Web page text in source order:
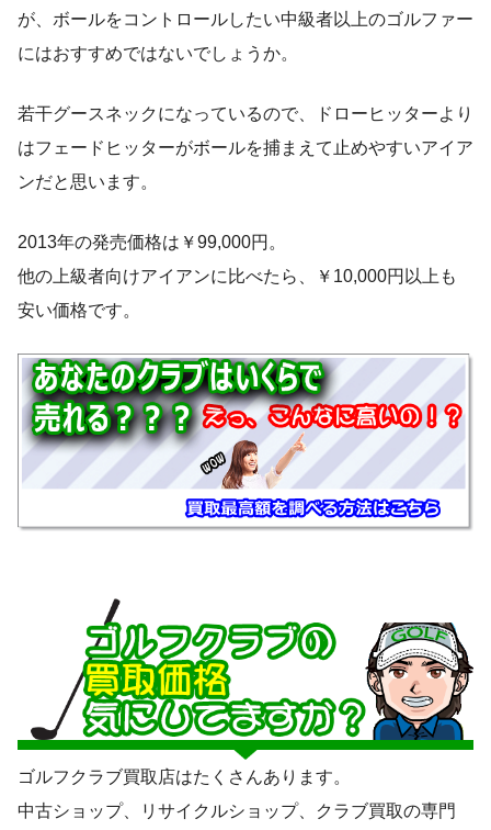
が、ボールをコントロールしたい中級者以上のゴルファー
にはおすすめではないでしょうか。
若干グースネックになっているので、ドローヒッターより
はフェードヒッターがボールを捕まえて止めやすいアイア
ンだと思います。
2013年の発売価格は￥99,000円。
他の上級者向けアイアンに比べたら、￥10,000円以上も
安い価格です。
ゴルフクラブ買取店はたくさんあります。
中古ショップ、リサイクルショップ、クラブ買取の専門